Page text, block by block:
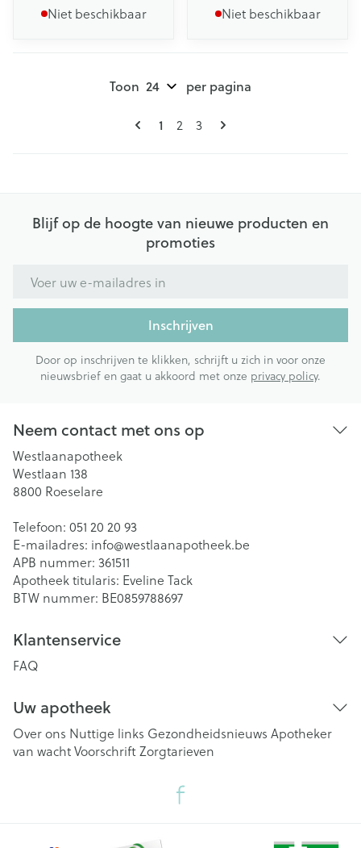
Niet beschikbaar Niet beschikbaar
Pagina's
U lees momenteel pagina
1 Pagina
2 Pagina
3
Toon per pagina
Blijf op de hoogte van nieuwe producten en
promoties
Inschrijven
Door op inschrijven te klikken, schrijft u zich in voor onze
nieuwsbrief en gaat u akkoord met onze privacy policy.
Neem contact met ons op
Westlaanapotheek
Westlaan 138
8800 Roeselare
Telefoon: 051 20 20 93
E-mailadres: info@westlaanapotheek.be
APB nummer: 361511
Apotheek titularis: Eveline Tack
BTW nummer: BE0859788697
Klantenservice
FAQ
Uw apotheek
Over ons Nuttige links Gezondheidsnieuws Apotheker
van wachtVoorschriftZorgtarieven